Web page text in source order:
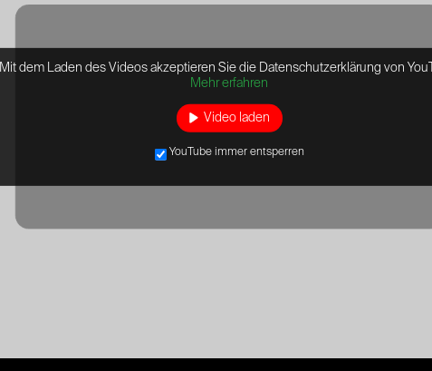
Mit dem Laden des Videos akzeptieren Sie die Datenschutzerklärung von
Mehr erfahren
Video laden
YouTube immer entsperren